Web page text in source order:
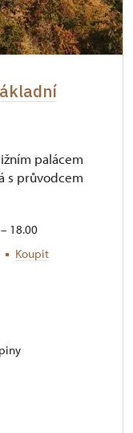
palácem
s průvodcem
18.00
Koupit